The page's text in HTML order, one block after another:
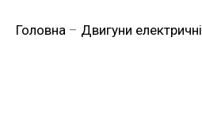
Головна – Двигуни електричні